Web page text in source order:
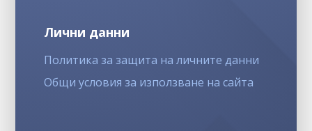
Лични данни
Политика за защита на личните данни
Общи условия за използване на сайта